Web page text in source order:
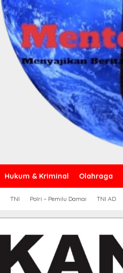
Hukum & Kriminal Olahraga
TNI Polri – Pemilu Damai TNI AD